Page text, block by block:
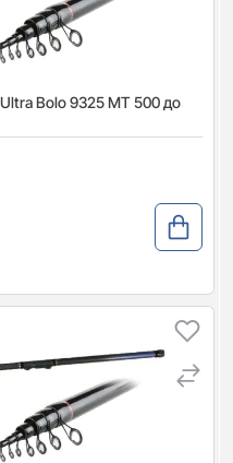
Bolo 9325 MT 500 до